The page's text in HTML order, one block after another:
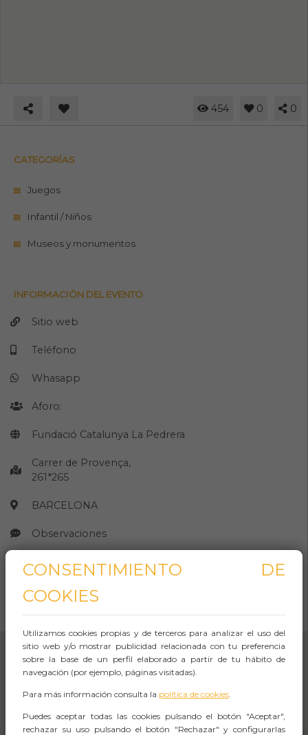
454 0 0
CATEGORÍAS
Juegos
Infantil / Niños
Museos y monumentos
INFORMACIÓN DEL EVENTO
Sitio web
Teléfono
Whasapp
Aforo:
Fundació Catalunya La Pedrera
Carrer de Provença,
261*265
BARCELONA
Observaciones
CÓMO LLEGAR
Abrir Navegación
CONSENTIMIENTO DE
COOKIES
Utilizamos cookies propias y de terceros para analizar el uso del
sitio web y/o mostrar publicidad relacionada con tu preferencia
sobre la base de un perfil elaborado a partir de tu hábito de
navegación (por ejemplo, páginas visitadas).
Para más información consulta la política de cookies.
Puedes aceptar todas las cookies pulsando el botón "Aceptar",
rechazar su uso pulsando el botón "Rechazar" y configurarlas